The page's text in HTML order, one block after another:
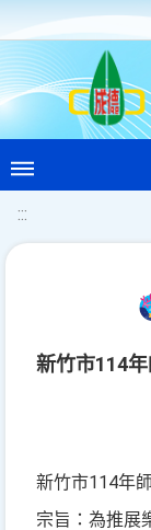
:::
新竹市114
新竹市114年
宗旨：為推展